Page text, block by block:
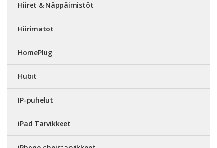
Hiiret & Näppäimistöt
Hiirimatot
HomePlug
Hubit
IP-puhelut
iPad Tarvikkeet